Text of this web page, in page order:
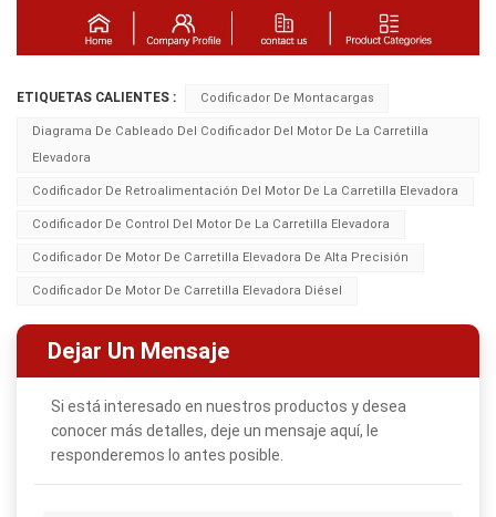
ETIQUETAS CALIENTES : Codificador De Montacargas
Diagrama De Cableado Del Codificador Del Motor De La Carretilla
Elevadora
Codificador De Retroalimentación Del Motor De La Carretilla Elevadora
Codificador De Control Del Motor De La Carretilla Elevadora
Codificador De Motor De Carretilla Elevadora De Alta Precisión
Codificador De Motor De Carretilla Elevadora Diésel
Dejar Un Mensaje
Si está interesado en nuestros productos y desea
conocer más detalles, deje un mensaje aquí, le
responderemos lo antes posible.